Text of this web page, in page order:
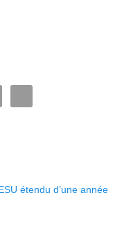
étendu d’une année